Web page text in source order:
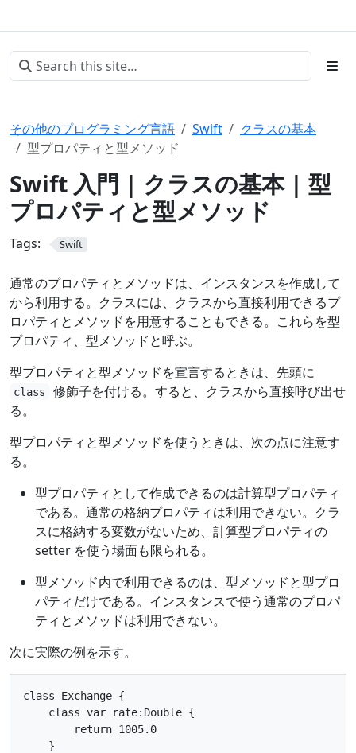
その他のプログラミング言語 Swift
クラスの基本
型プロパティと型メソッド
Swift 入門 | クラスの基本 | 型
プロパティと型メソッド
Tags: Swift
通常のプロパティとメソッドは、インスタンスを作成して
から利用する。クラスには、クラスから直接利用できるプ
ロパティとメソッドを用意することもできる。これらを型
プロパティ、型メソッドと呼ぶ。
型プロパティと型メソッドを宣言するときは、先頭に
class
修飾子を付ける。すると、クラスから直接呼び出せ
る。
型プロパティと型メソッドを使うときは、次の点に注意す
る。
型プロパティとして作成できるのは計算型プロパティ
である。通常の格納プロパティは利用できない。クラ
スに格納する変数がないため、計算型プロパティの
setter を使う場面も限られる。
型メソッド内で利用できるのは、型メソッドと型プロ
パティだけである。インスタンスで使う通常のプロパ
ティとメソッドは利用できない。
次に実際の例を示す。
class Exchange {
    class var rate:Double {
        return 1005.0
    }